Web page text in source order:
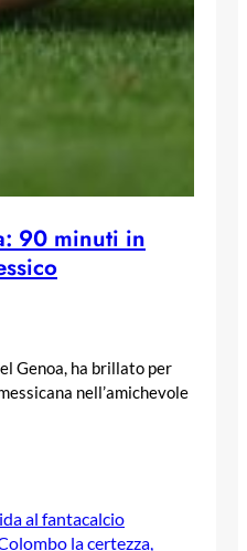
90 minuti in
Genoa, ha brillato per
nell’amichevole
al fantacalcio
la certezza,